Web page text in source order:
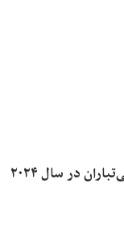
در سال ۲۰۲۴